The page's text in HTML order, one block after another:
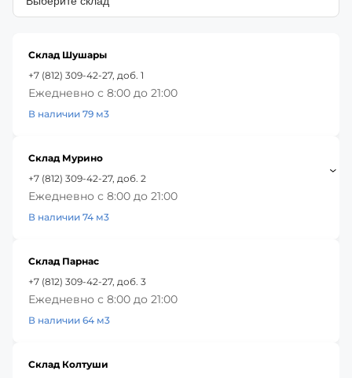
Склад Шушары
+7 (812) 309-42-27, доб. 1
Ежедневно с 8:00 до 21:00
В наличии 79 м3
Склад Мурино
+7 (812) 309-42-27, доб. 2
Ежедневно с 8:00 до 21:00
В наличии 74 м3
Склад Парнас
+7 (812) 309-42-27, доб. 3
Ежедневно с 8:00 до 21:00
В наличии 64 м3
Склад Колтуши